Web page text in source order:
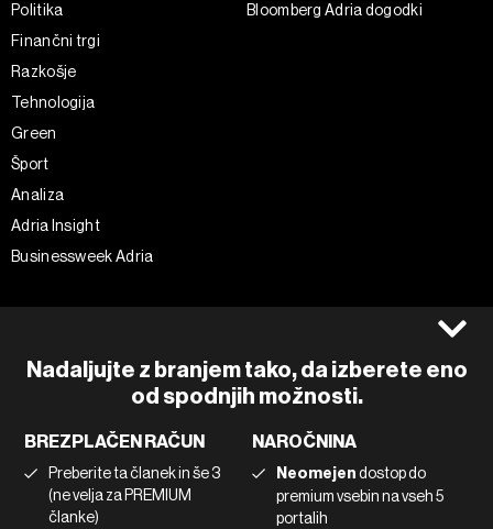
Nadaljujte z branjem tako, da izberete eno
od spodnjih možnosti.
BREZPLAČEN RAČUN
Preberite ta članek in še 3
(ne velja za PREMIUM
članke)
NAROČNINA
Neomejendostop do
premium vsebin na vseh 5
portalih
Politika
Finančni trgi
Razkošje
Tehnologija
Green
Šport
Analiza
Adria Insight
Businessweek Adria
Bloomberg Adria dogodki
Piškotki
Marketing
Uporaba umetne inteligence
Instagram
Linkedin
Tiktok